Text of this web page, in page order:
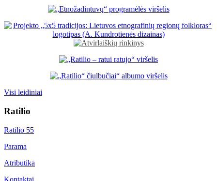
Visi leidiniai
Ratilio
Ratilio 55
Parama
Atributika
Kontaktai